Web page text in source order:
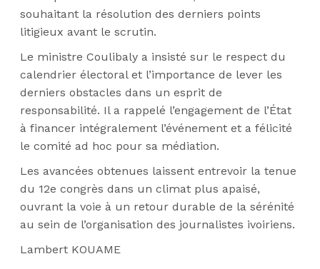
souhaitant la résolution des derniers points
litigieux avant le scrutin.
Le ministre Coulibaly a insisté sur le respect du
calendrier électoral et l’importance de lever les
derniers obstacles dans un esprit de
responsabilité. Il a rappelé l’engagement de l’État
à financer intégralement l’événement et a félicité
le comité ad hoc pour sa médiation.
Les avancées obtenues laissent entrevoir la tenue
du 12e congrès dans un climat plus apaisé,
ouvrant la voie à un retour durable de la sérénité
au sein de l’organisation des journalistes ivoiriens.
Lambert KOUAME